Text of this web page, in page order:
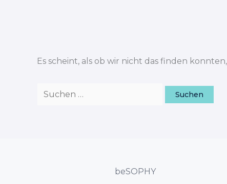
Es scheint, als ob wir nicht das finden
beSOPHY